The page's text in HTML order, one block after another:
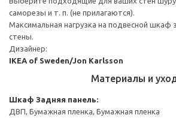
саморезы и т. п. (не прилагаются).
Максимальная нагрузка на подвесной шкаф
стены.
Дизайнер:
IKEA of Sweden/Jon Karlsson
Материалы и
Шкаф Задняя панель:
ДВП, Бумажная пленка, Бумажная пленка